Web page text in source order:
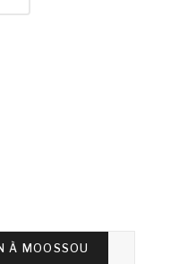
À MOOSSOU